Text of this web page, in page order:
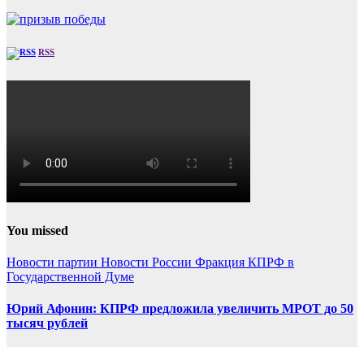
RSS
You missed
Новости партии Новости России Фракция КПРФ в
Государственной Думе
Юрий Афонин: КПРФ предложила увеличить МРОТ до 50
тысяч рублей